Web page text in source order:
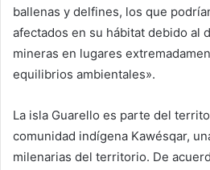
ballenas y delfines, los que
afectados en su hábitat debido al
mineras en lugares
equilibrios ambientales».
La isla Guarello es parte del
comunidad indígena Kawésqar,
milenarias del territorio. De